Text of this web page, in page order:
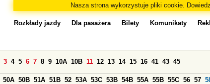
Nasza strona wykorzystuje pliki cookie.
Rozkłady jazdy Dla pasażera Bilety Komunikaty
3 4 5 6 7 8 9 10A 10B 11 12 13 14 15 16 41 43 45
50A 50B 51A 51B 52 53A 53C 53B 54B 55A 55B 55C 56 57